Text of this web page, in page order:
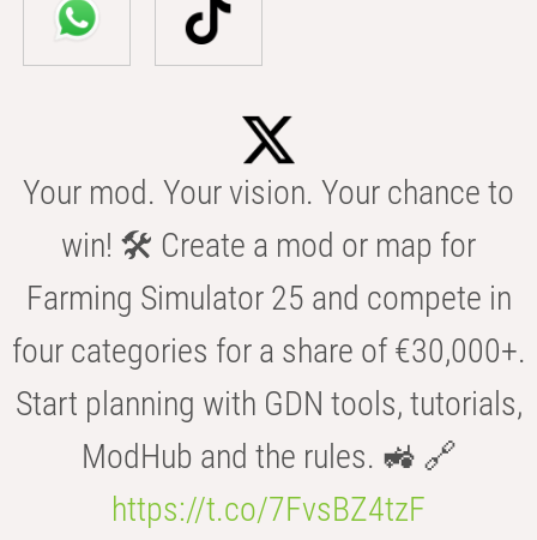
Your mod. Your vision. Your chance to
win! 🛠️ Create a mod or map for
Farming Simulator 25 and compete in
four categories for a share of €30,000+.
Start planning with GDN tools, tutorials,
ModHub and the rules. 🚜 🔗
https://t.co/7FvsBZ4tzF